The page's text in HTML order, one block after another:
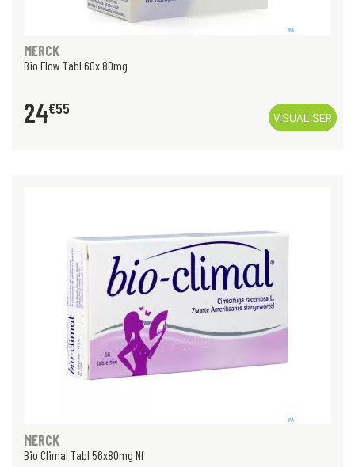
MERCK
Bio Flow Tabl 60x 80mg
24€55
VISUALISER
MERCK
Bio Climal Tabl 56x80mg Nf